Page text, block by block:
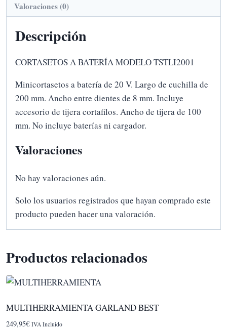
Valoraciones (0)
Descripción
CORTASETOS A BATERÍA MODELO TSTLI2001
Minicortasetos a batería de 20 V. Largo de cuchilla de
200 mm. Ancho entre dientes de 8 mm. Incluye
accesorio de tijera cortafilos. Ancho de tijera de 100
mm. No incluye baterías ni cargador.
Valoraciones
No hay valoraciones aún.
Solo los usuarios registrados que hayan comprado este
producto pueden hacer una valoración.
Productos relacionados
MULTIHERRAMIENTA GARLAND BEST
249,95€ IVA Incluido